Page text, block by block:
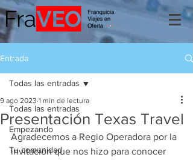
Entrada
Todas las entradas
Empezando
Tu comunidad
Todas las entradas
Presentación Texas Travel
9 ago 2023 1 min de lectura
Agradecemos a Regio Operadora por la
invitación que nos hizo para conocer